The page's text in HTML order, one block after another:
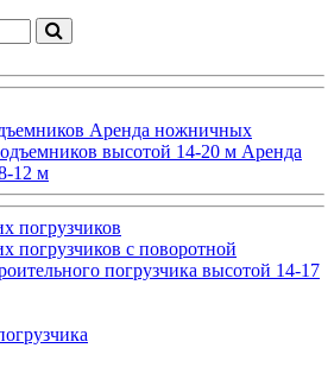
Аренда ножничных
высотой 14-20 м Аренда
12 м
погрузчиков
погрузчиков с поворотной
погрузчика высотой 14-17